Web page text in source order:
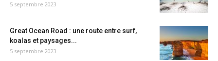
5 septembre 2023
Great Ocean Road : une route entre surf,
koalas et paysages...
5 septembre 2023